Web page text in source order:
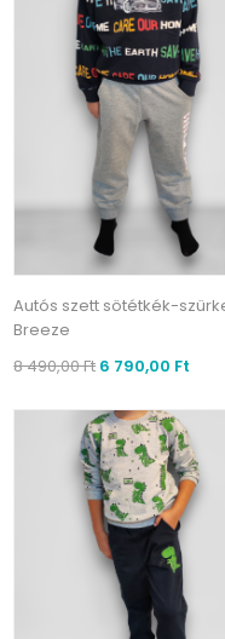
Autós szett sötétkék-
Breeze
8 490,00 Ft 6 790,00 Ft